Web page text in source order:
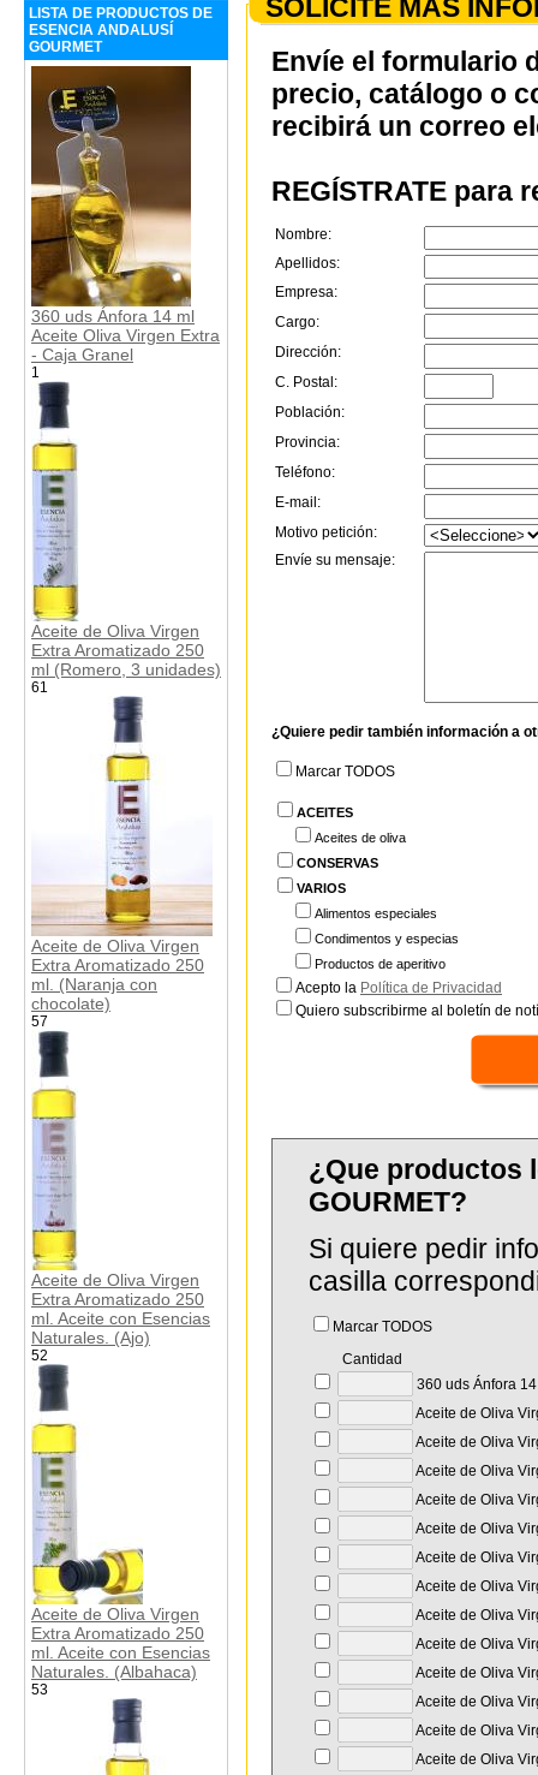
LISTA DE PRODUCTOS DE
ESENCIA ANDALUSÍ
GOURMET
360 uds Ánfora 14 ml
Aceite Oliva Virgen Extra
- Caja Granel
1
Aceite de Oliva Virgen
Extra Aromatizado 250
ml (Romero, 3 unidades)
61
Aceite de Oliva Virgen
Extra Aromatizado 250
ml. (Naranja con
chocolate)
57
Aceite de Oliva Virgen
Extra Aromatizado 250
ml. Aceite con Esencias
Naturales. (Ajo)
52
Aceite de Oliva Virgen
Extra Aromatizado 250
ml. Aceite con Esencias
Naturales. (Albahaca)
53
SOLICITE MÁS
Envíe el formulario
precio, catálogo o
recibirá un correo
REGÍSTRATE para
Nombre:
Apellidos:
Empresa:
Cargo:
Dirección:
C. Postal:
Población:
Provincia:
Teléfono:
E-mail:
Motivo petición:
Envíe su mensaje:
¿Quiere pedir también información a
Marcar TODOS
ACEITES
Aceites de oliva
CONSERVAS
VARIOS
Alimentos especiales
Condimentos y especias
Productos de aperitivo
Acepto la Política de Privacidad
Quiero subscribirme al boletín de
¿Que productos
GOURMET?
Si quiere pedir
casilla
Marcar TODOS
Cantidad
360 uds Ánfora
Aceite de Oliva
Aceite de Oliva
Aceite de Oliva
Aceite de Oliva
Aceite de Oliva
Aceite de Oliva
Aceite de Oliva
Aceite de Oliva
Aceite de Oliva
Aceite de Oliva
Aceite de Oliva
Aceite de Oliva
Aceite de Oliva